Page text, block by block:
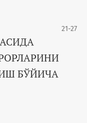
21-27
БЎЙИЧА